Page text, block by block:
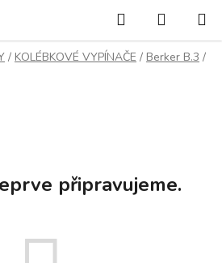
Hledat
KOŠÍK
/ KOLÉBKOVÉ VYPÍNAČE / Berker B.3 /
připravujeme.